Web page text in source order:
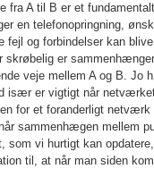
A til B er et
en telefonopringning,
og forbindelser kan
er
veje mellem A og B. Jo
især er vigtigt når
for et foranderligt netværk
sammenhægen mellem
vi hurtigt kan
til, at når man siden